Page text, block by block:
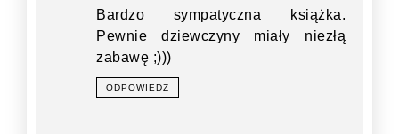
Bardzo sympatyczna książka.
Pewnie dziewczyny miały niezłą
zabawę ;)))
ODPOWIEDZ